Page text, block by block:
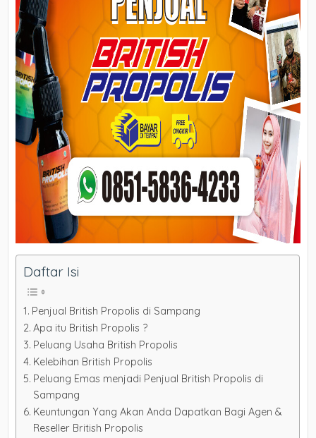
Daftar Isi
Penjual British Propolis di Sampang
Apa itu British Propolis ?
Peluang Usaha British Propolis
Kelebihan British Propolis
Peluang Emas menjadi Penjual British Propolis di
Sampang
Keuntungan Yang Akan Anda Dapatkan Bagi Agen &
Reseller British Propolis